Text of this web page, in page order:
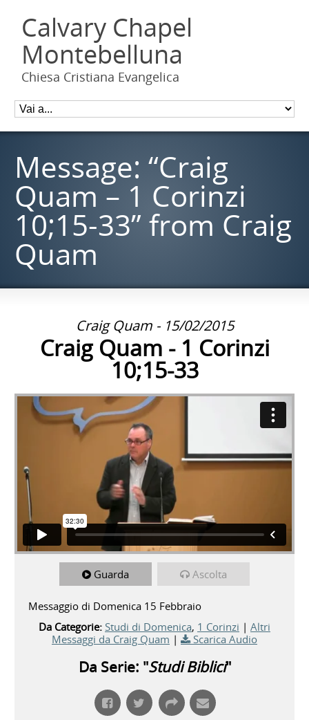
Calvary Chapel
Montebelluna
Chiesa Cristiana Evangelica
Message: “Craig
Quam – 1 Corinzi
10;15-33” from Craig
Quam
Craig Quam - 15/02/2015
Craig Quam - 1 Corinzi
10;15-33
Guarda Ascolta
Messaggio di Domenica 15 Febbraio
Da Categorie: Studi di Domenica, 1 Corinzi | Altri
Messaggi da Craig Quam | Scarica Audio
Da Serie: "Studi Biblici"